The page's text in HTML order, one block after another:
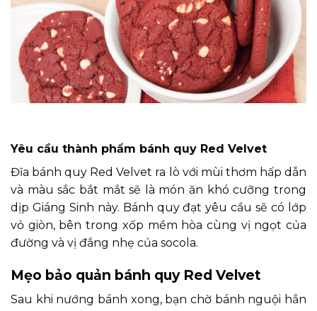
Yêu cầu thành phẩm bánh quy Red Velvet
Đĩa bánh quy Red Velvet ra lò với mùi thơm hấp dẫn
và màu sắc bắt mắt sẽ là món ăn khó cưỡng trong
dịp Giáng Sinh này. Bánh quy đạt yêu cầu sẽ có lớp
vỏ giòn, bên trong xốp mềm hòa cùng vị ngọt của
đường và vị đắng nhẹ của socola.
Mẹo bảo quản bánh quy Red Velvet
Sau khi nướng bánh xong, bạn chờ bánh nguội hẳn